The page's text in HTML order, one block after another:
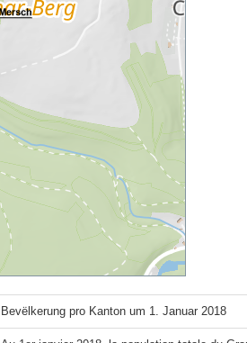
Bevëlkerung pro Kanton um 1. Januar 2018